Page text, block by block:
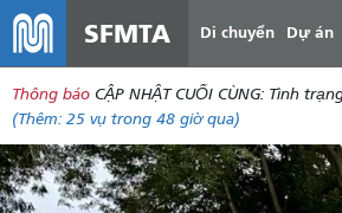
SFMTA Di chuyển Dự án
Thông báo CẬP NHẬT CUỐI CÙNG: Tình
(Thêm: 25 vụ trong 48 giờ qua)